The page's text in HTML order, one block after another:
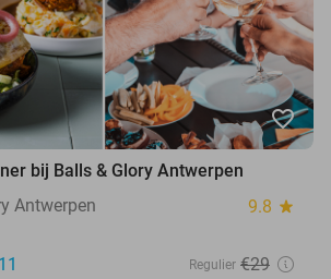
favorite_border
bij Balls & Glory Antwerpen
Antwerpen
9.8 star
Regulier €29